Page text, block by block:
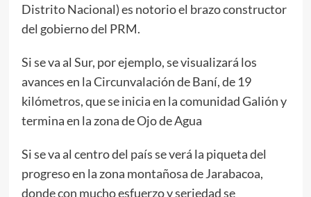
Distrito Nacional) es notorio el brazo constructor
del gobierno del PRM.
Si se va al Sur, por ejemplo, se visualizará los
avances en la Circunvalación de Baní, de 19
kilómetros, que se inicia en la comunidad Galión y
termina en la zona de Ojo de Agua
Si se va al centro del país se verá la piqueta del
progreso en la zona montañosa de Jarabacoa,
donde con mucho esfuerzo y seriedad se